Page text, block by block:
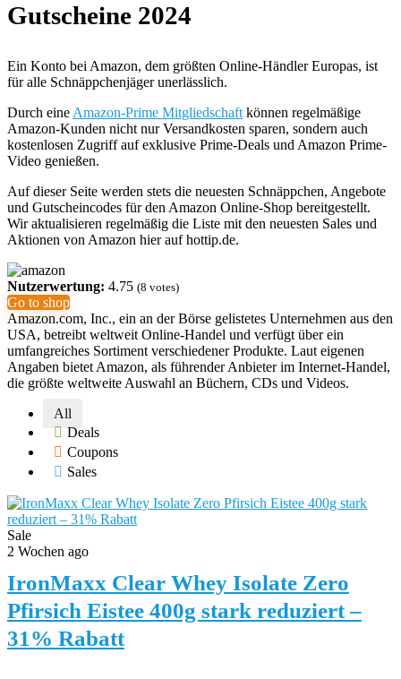
Gutscheine 2024
Ein Konto bei Amazon, dem größten Online-Händler Europas, ist
für alle Schnäppchenjäger unerlässlich.
Durch eine Amazon-Prime Mitgliedschaft können regelmäßige
Amazon-Kunden nicht nur Versandkosten sparen, sondern auch
kostenlosen Zugriff auf exklusive Prime-Deals und Amazon Prime-
Video genießen.
Auf dieser Seite werden stets die neuesten Schnäppchen, Angebote
und Gutscheincodes für den Amazon Online-Shop bereitgestellt.
Wir aktualisieren regelmäßig die Liste mit den neuesten Sales und
Aktionen von Amazon hier auf hottip.de.
Nutzerwertung: 4.75 (8 votes)
Go to shop
Amazon.com, Inc., ein an der Börse gelistetes Unternehmen aus den
USA, betreibt weltweit Online-Handel und verfügt über ein
umfangreiches Sortiment verschiedener Produkte. Laut eigenen
Angaben bietet Amazon, als führender Anbieter im Internet-Handel,
die größte weltweite Auswahl an Büchern, CDs und Videos.
All
Deals
Coupons
Sales
Sale
2 Wochen ago
IronMaxx Clear Whey Isolate Zero
Pfirsich Eistee 400g stark reduziert –
31% Rabatt